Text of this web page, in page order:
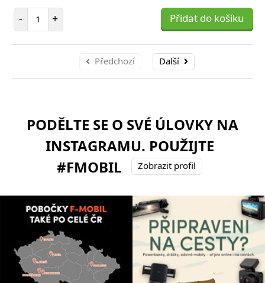
- Počet položek
+ Přidat do košíku
Předchozí Další
PODĚLTE SE O SVÉ ÚLOVKY NA
INSTAGRAMU. POUŽIJTE
#FMOBIL
Zobrazit profil